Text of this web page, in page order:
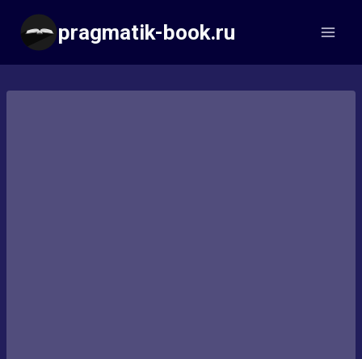
Перейти
содержимому
pragmatik-book.ru